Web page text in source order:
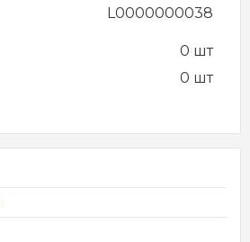
L0000000038
0 шт
0 шт